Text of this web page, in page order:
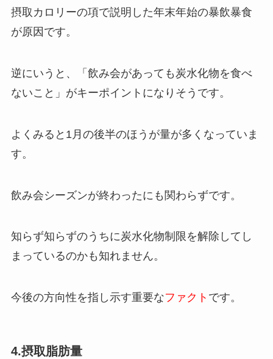
摂取カロリーの項で説明した年末年始の暴飲暴食
が原因です。
逆にいうと、「飲み会があっても炭水化物を食べ
ないこと」がキーポイントになりそうです。
よくみると1月の後半のほうが量が多くなっていま
す。
飲み会シーズンが終わったにも関わらずです。
知らず知らずのうちに炭水化物制限を解除してし
まっているのかも知れません。
今後の方向性を指し示す重要なファクト です。
4.摂取脂肪量